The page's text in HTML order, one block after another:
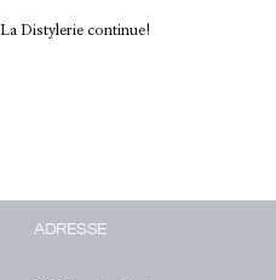
La Distylerie continue!
ADRESSE